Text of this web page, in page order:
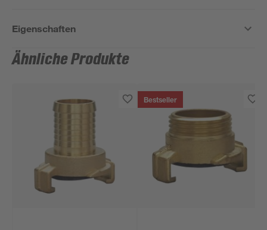
Eigenschaften
Ähnliche Produkte
Bestseller